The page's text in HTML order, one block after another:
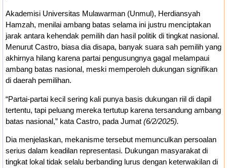
Akademisi Universitas Mulawarman (Unmul), Herdiansyah
Hamzah, menilai ambang batas selama ini justru menciptakan
jarak antara kehendak pemilih dan hasil politik di tingkat nasional.
Menurut Castro, biasa dia disapa, banyak suara sah pemilih yang
akhirnya hilang karena partai pengusungnya gagal melampaui
ambang batas nasional, meski memperoleh dukungan signifikan
di daerah pemilihan.
“Partai-partai kecil sering kali punya basis dukungan riil di dapil
tertentu, tapi peluang mereka tertutup karena tersandung ambang
batas nasional,” kata Castro, pada Jumat (6/2/2025).
Dia menjelaskan, mekanisme tersebut memunculkan persoalan
serius dalam keadilan representasi. Dukungan masyarakat di
tingkat lokal tidak selalu berbanding lurus dengan keterwakilan di